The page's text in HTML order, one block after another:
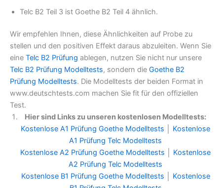
Telc B2 Teil 3 ist Goethe B2 Teil 4 ähnlich.
Wir empfehlen Ihnen, diese Ähnlichkeiten auf Probe zu
stellen und den positiven Effekt daraus abzuleiten. Wenn Sie
eine Telc B2 Prüfung ablegen, nutzen Sie nicht nur unsere
Telc B2 Prüfung Modelltests, sondern die Goethe B2
Prüfung Modelltests. Die Modelltests der beiden Format in
www.deutschtests.com machen Sie fit für den offiziellen
Test.
Hier sind Links zu unseren kostenlosen Modelltests:
Kostenlose A1 Prüfung Goethe Modelltests
Kostenlose
A1 Prüfung Telc Modelltests
Kostenlose A2 Prüfung Goethe Modelltests
Kostenlose
A2 Prüfung Telc Modelltests
Kostenlose B1 Prüfung Goethe Modelltests
Kostenlose